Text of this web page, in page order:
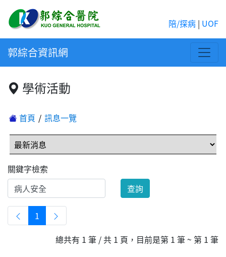
陪/探病 | UOF
郭綜合資訊網
學術活動
首頁 訊息一覽
關鍵字檢索
查詢
1
總共有 1 筆 / 共 1 頁，目前是第 1 筆 ~ 第 1 筆